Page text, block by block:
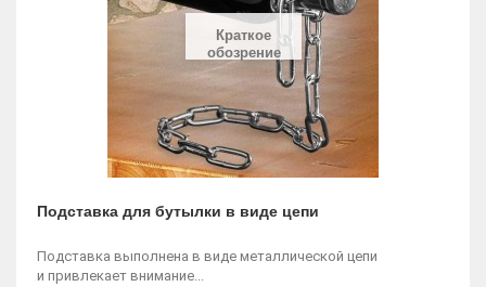
Краткое
обозрение
Подставка для бутылки в виде цепи
Подставка выполнена в виде металлической цепи
и привлекает внимание...